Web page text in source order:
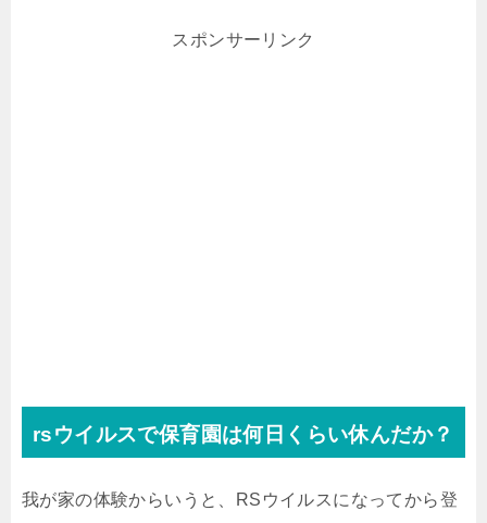
スポンサーリンク
rsウイルスで保育園は何日くらい休んだか？
我が家の体験からいうと、RSウイルスになってから登